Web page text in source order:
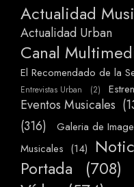
Actualidad
Actualidad Urban
Canal
El Recomendado de la
Entrevistas Urban (2)
Eventos Musicales
(316)
Galeria de
Musicales (14)
Portada (708)